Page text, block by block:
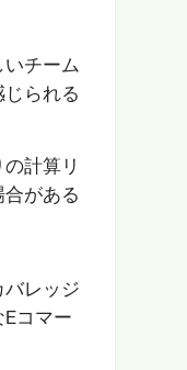
チーム
られる
計算リ
がある
レッジ
コマー